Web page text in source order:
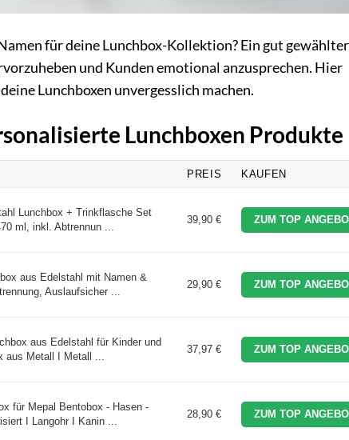
für deine Lunchbox-Kollektion? Ein gut gewählter
und Kunden emotional anzusprechen. Hier
Lunchboxen unvergesslich machen.
Lunchboxen Produkte
PREIS KAUFEN
Lunchbox + Trinkflasche Set
ml, inkl. Abtrennun ...
39,90 € ZUM TOP
aus Edelstahl mit Namen &
Auslaufsicher ...
29,90 € ZUM TOP
aus Edelstahl für Kinder und
aus Metall I Metall ...
37,97 € ZUM TOP
für Mepal Bentobox - Hasen -
I Langohr I Kanin ...
28,90 € ZUM TOP